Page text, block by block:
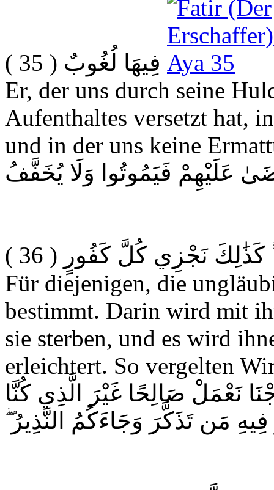
فِيهَا لُغُوبٌ ( 35 )
Er, der uns durch seine
Aufenthaltes versetzt hat,
und in der uns keine
عَلَيْهِمْ فَيَمُوتُوا وَلَا يُخَفَّفُ
كَذَٰلِكَ نَجْزِي كُلَّ كَفُورٍ ( 36 )
Für diejenigen, die
bestimmt. Darin wird mit
sie sterben, und es wird
erleichtert. So vergelten
نَعْمَلْ صَالِحًا غَيْرَ الَّذِي كُنَّا
مَن تَذَكَّرَ وَجَاءَكُمُ النَّذِيرُ